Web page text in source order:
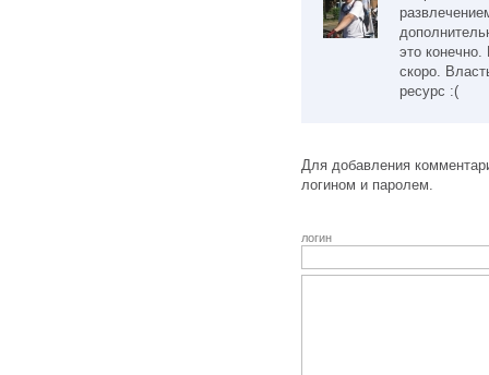
это
скоро.
ресурс :(
Для добавления
логином и паролем.
логин